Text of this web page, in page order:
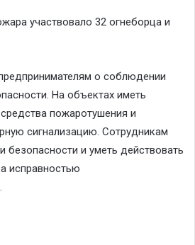
участвовало 32 огнеборца и
о соблюдении
На объектах иметь
пожаротушения и
сигнализацию. Сотрудникам
безопасности и уметь действовать
исправностью